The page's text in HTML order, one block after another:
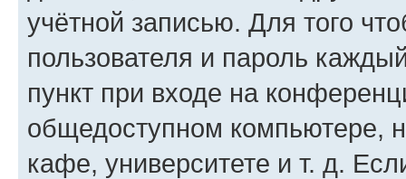
учётной записью. Для того
пользователя и пароль
пункт при входе на
общедоступном компьютере,
кафе, университете и т. д.